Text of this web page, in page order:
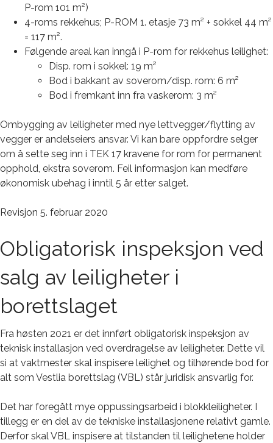
P-rom 101 m²)
4-roms rekkehus; P-ROM 1. etasje 73 m² + sokkel 44 m²
= 117 m².
Følgende areal kan inngå i P-rom for rekkehus leilighet:
Disp. rom i sokkel: 19 m²
Bod i bakkant av soverom/disp. rom: 6 m²
Bod i fremkant inn fra vaskerom: 3 m²
Ombygging av leiligheter med nye lettvegger/flytting av
vegger er andelseiers ansvar. Vi kan bare oppfordre selger
om å sette seg inn i TEK 17 kravene for rom for permanent
opphold, ekstra soverom. Feil informasjon kan medføre
økonomisk ubehag i inntil 5 år etter salget.
Revisjon 5. februar 2020
Obligatorisk inspeksjon ved
salg av leiligheter i
borettslaget
Fra høsten 2021 er det innført obligatorisk inspeksjon av
teknisk installasjon ved overdragelse av leiligheter. Dette vil
si at vaktmester skal inspisere leilighet og tilhørende bod for
alt som Vestlia borettslag (VBL) står juridisk ansvarlig for.
Det har foregått mye oppussingsarbeid i blokkleiligheter. I
tillegg er en del av de tekniske installasjonene relativt gamle.
Derfor skal VBL inspisere at tilstanden til leilighetene holder